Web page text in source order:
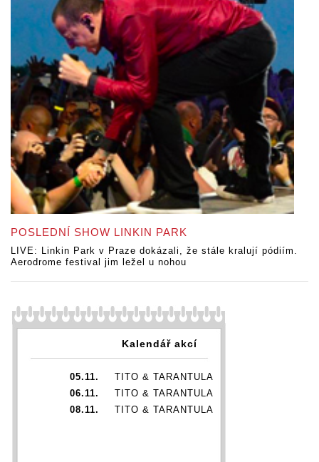
POSLEDNÍ SHOW LINKIN PARK
LIVE: Linkin Park v Praze dokázali, že stále kralují pódiím.
Aerodrome festival jim ležel u nohou
Kalendář akcí
05.11.
TITO & TARANTULA
06.11.
TITO & TARANTULA
08.11.
TITO & TARANTULA